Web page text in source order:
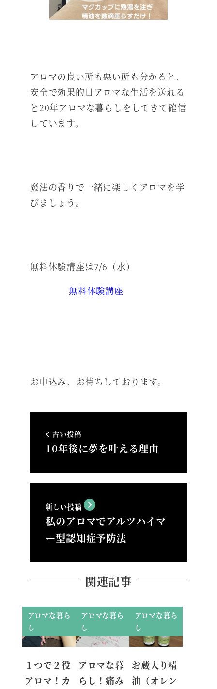
アロマの良い所も悪い所も分かると、
安全で効果的日アロマな生活を送れる
と20年アロマな暮らしをしてきて確信
しています。
魔法の香りで一緒に楽しくアロマを学
びましょう。
無料体験講座は7/6（水）
無料体験講座
お申込み、お待ちしております。
古い投稿
10年後に夢を叶える理由
新しい投稿
私のアロマでアルツハイマ
ー型認知症予防法
関連記事
アロマな暮ら
し
１つで２役
アロマ！カ
アロマな暮ら
し
アロマな暮
らし！痛み
アロマな暮ら
し
お蔵入り精
油（オレン